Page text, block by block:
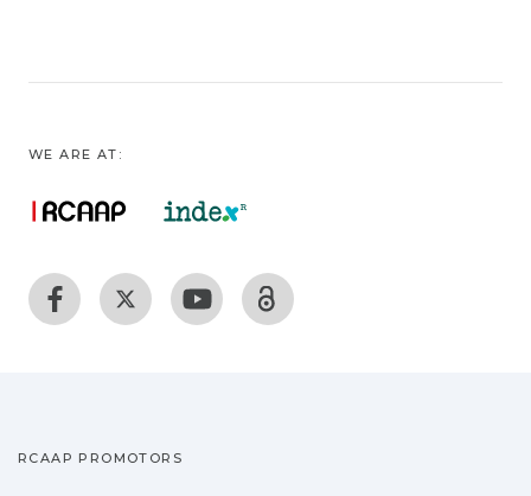
WE ARE AT:
RCAAP PROMOTORS